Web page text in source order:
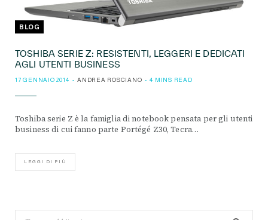
BLOG
TOSHIBA SERIE Z: RESISTENTI, LEGGERI E DEDICATI
AGLI UTENTI BUSINESS
17 GENNAIO 2014 ANDREA ROSCIANO 4 MINS READ
Toshiba serie Z è la famiglia di notebook pensata per gli utenti
business di cui fanno parte Portégé Z30, Tecra…
LEGGI DI PIÙ